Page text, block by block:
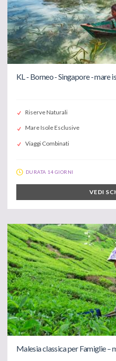
KL - Borneo - Singapore - mare
Riserve Naturali
Mare Isole Esclusive
Viaggi Combinati
DURATA 14 GIORNI
VEDI
Malesia classica per Famiglie –